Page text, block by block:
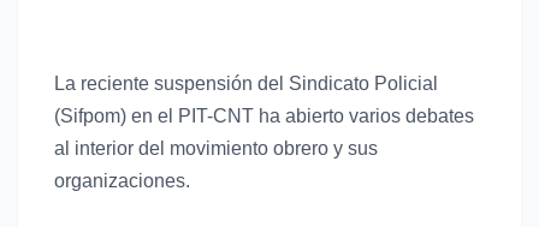
La reciente suspensión del Sindicato Policial
(Sifpom) en el PIT-CNT ha abierto varios debates
al interior del movimiento obrero y sus
organizaciones.